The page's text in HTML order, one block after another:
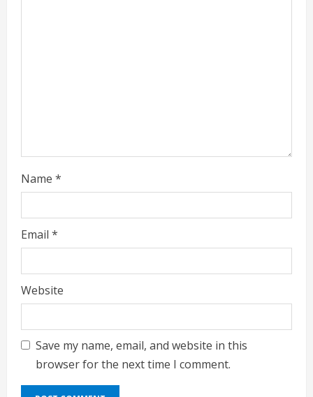
Name *
Email *
Website
Save my name, email, and website in this
browser for the next time I comment.